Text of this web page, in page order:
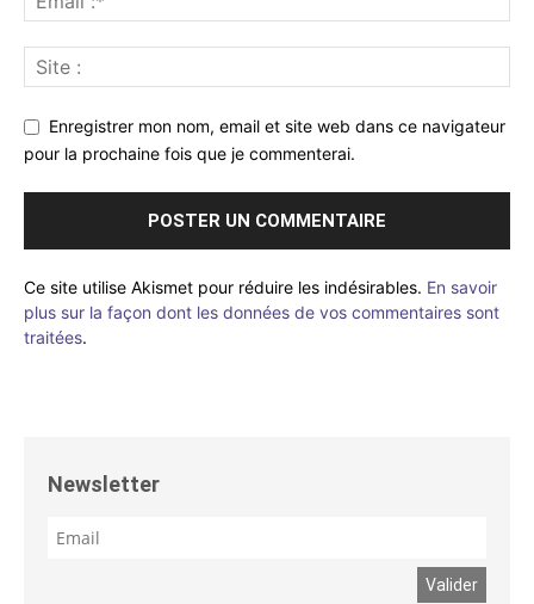
Enregistrer mon nom, email et site web dans ce navigateur
pour la prochaine fois que je commenterai.
Ce site utilise Akismet pour réduire les indésirables. En savoir
plus sur la façon dont les données de vos commentaires sont
traitées.
Newsletter